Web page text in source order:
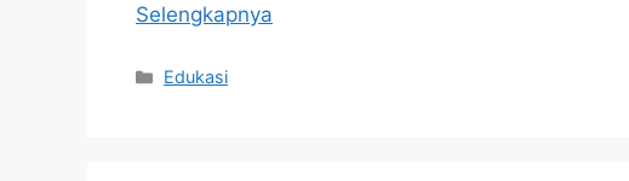
Selengkapnya
Kategori
Edukasi